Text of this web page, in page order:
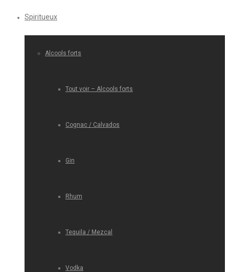
Spiritueux
Alcools forts
Tout voir – Alcools forts
Cognac / Calvados
Gin
Rhum
Tequila / Mezcal
Vodka